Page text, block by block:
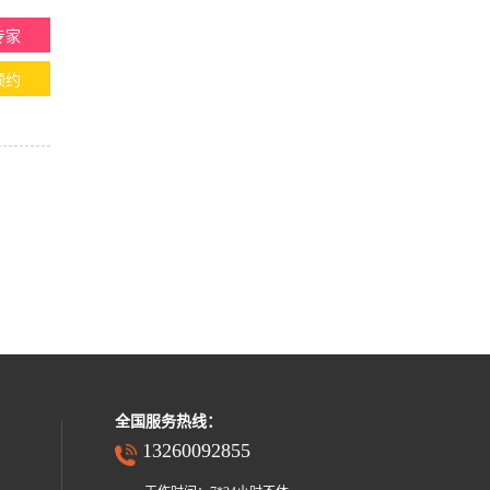
家
约
全国服务热线：
13260092855